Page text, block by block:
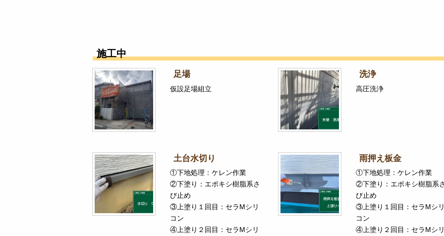
施工中
足場
仮設足場組立
洗浄
高圧洗浄
土台水切り
①下地処理：ケレン作業
②下塗り：エポキシ樹脂系さ
び止め
③上塗り１回目：セラMシリ
コン
④上塗り２回目：セラMシリ
雨押え板金
①下地処理：ケレン作業
②下塗り：エポキシ樹脂系
び止め
③上塗り１回目：セラMシ
コン
④上塗り２回目：セラMシ